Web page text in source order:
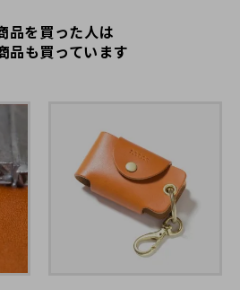
ゼントに、パスケースを名入れ -
ビスにて注文いたしました。
た。
ンドメイドのぬくもりがとても素
て…
品を買った人は
品も買っています